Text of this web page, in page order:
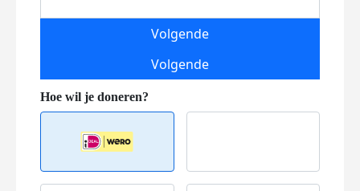
Volgende
Volgende